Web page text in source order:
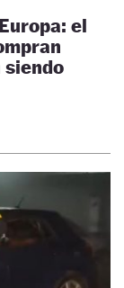
el
siendo